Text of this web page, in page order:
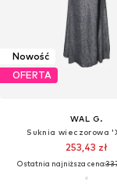
Nowość
OFERTA
WAL G.
Suknia wieczorowa
253,43 zł
Ostatnia najniższa cena: